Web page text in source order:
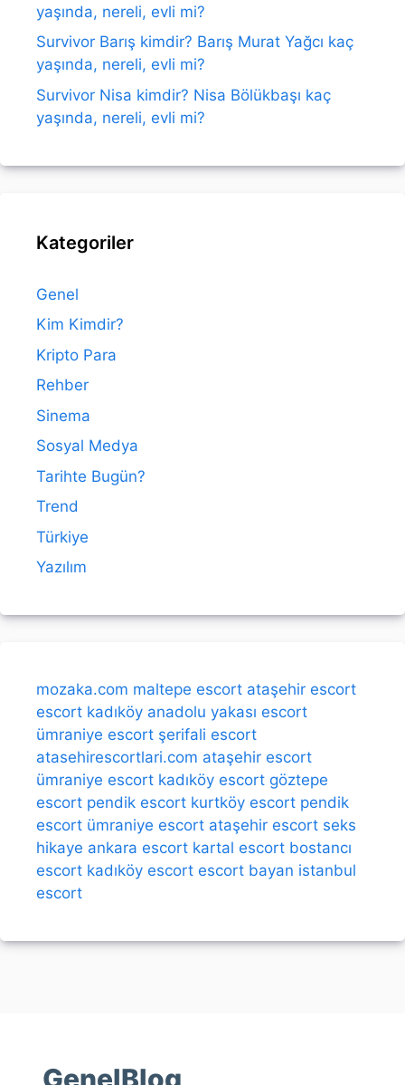
yaşında, nereli, evli mi?
Survivor Barış kimdir? Barış Murat Yağcı kaç
yaşında, nereli, evli mi?
Survivor Nisa kimdir? Nisa Bölükbaşı kaç
yaşında, nereli, evli mi?
Kategoriler
Genel
Kim Kimdir?
Kripto Para
Rehber
Sinema
Sosyal Medya
Tarihte Bugün?
Trend
Türkiye
Yazılım
mozaka.com maltepe escort ataşehir escort
escort kadıköy anadolu yakası escort
ümraniye escort şerifali escort
atasehirescortlari.com ataşehir escort
ümraniye escort kadıköy escort göztepe
escort pendik escort kurtköy escort pendik
escort ümraniye escort ataşehir escort seks
hikaye ankara escort kartal escort bostancı
escort kadıköy escort escort bayan istanbul
escort